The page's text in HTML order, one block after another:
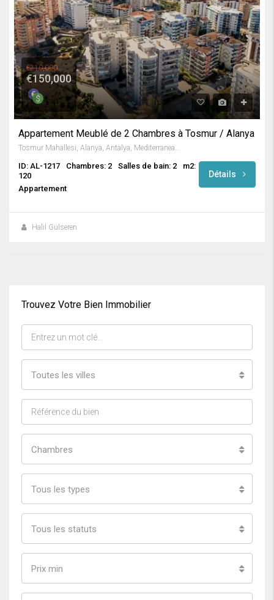
€210,000
€150,000
Appartement Meublé de 2 Chambres à Tosmur / Alanya
ID: AL-1217 Chambres: 2 Salles de bain: 2
m2:
120
Appartement
Détails
Halil Gülseren
Trouvez Votre Bien Immobilier
Toutes les villes
Chambres
Tous les types
Tous les statuts
Prix min